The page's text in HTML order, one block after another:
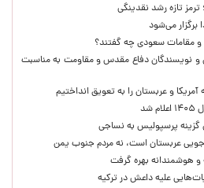
تازه رشد نقدینگی
می‌شود
و مقامات سعودی چه گفتند؟
و نویسندگان دفاع مقدس و مقاومت به مناسبت
و عربستان را به تعویق انداختیم
گزینه پرسپولیس به نساجی
عربستان است، نه مردم جنوب یمن
و هوشمندانه بهره گرفت